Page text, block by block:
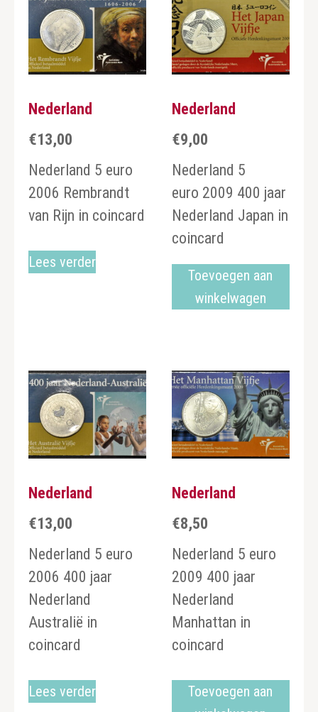
Nederland
€13,00
Nederland 5 euro
2006 Rembrandt
van Rijn in coincard
Lees verder
Nederland
€9,00
Nederland 5
euro 2009 400 jaar
Nederland Japan in
coincard
Toevoegen aan
winkelwagen
Nederland
€13,00
Nederland 5 euro
2006 400 jaar
Nederland
Australië in
coincard
Lees verder
Nederland
€8,50
Nederland 5 euro
2009 400 jaar
Nederland
Manhattan in
coincard
Toevoegen aan